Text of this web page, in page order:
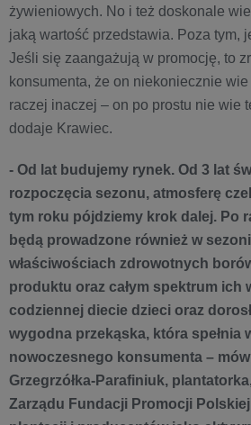
żywieniowych. No i też doskonale
jaką wartość przedstawia. Poza tym,
Jeśli się zaangażują w promocję, to
konsumenta, że on niekoniecznie
raczej inaczej – on po prostu nie wie
dodaje Krawiec.
- Od lat budujemy rynek. Od 3 lat
rozpoczęcia sezonu, atmosferę
tym roku pójdziemy krok dalej. Po
będą prowadzone również w
właściwościach zdrowotnych
produktu oraz całym spektrum ich
codziennej diecie dzieci oraz
wygodna przekąska, która spełnia
nowoczesnego konsumenta –
Grzegrzółka-Parafiniuk,
Zarządu Fundacji Promocji